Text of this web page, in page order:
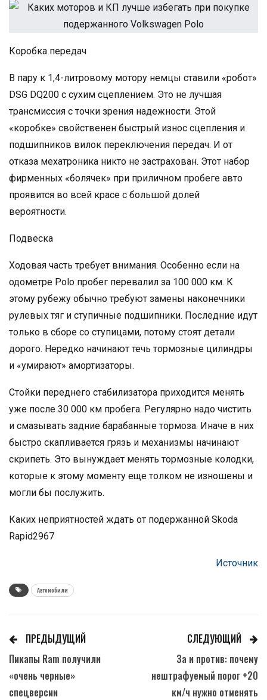
Коробка передач
В пару к 1,4-литровому мотору немцы ставили «робот»
DSG DQ200 с сухим сцеплением. Это не лучшая
трансмиссия с точки зрения надежности. Этой
«коробке» свойственен быстрый износ сцепления и
подшипников вилок переключения передач. И от
отказа мехатроника никто не застрахован. Этот набор
фирменных «болячек» при приличном пробеге авто
проявится во всей красе с большой долей
вероятности.
Подвеска
Ходовая часть требует внимания. Особенно если на
одометре Polo пробег перевалил за 100 000 км. К
этому рубежу обычно требуют замены наконечники
рулевых тяг и ступичные подшипники. Последние идут
только в сборе со ступицами, потому стоят детали
дорого. Нередко начинают течь тормозные цилиндры
и «умирают» амортизаторы.
Стойки переднего стабилизатора приходится менять
уже после 30 000 км пробега. Регулярно надо чистить
и смазывать задние барабанные тормоза. Иначе в них
быстро скапливается грязь и механизмы начинают
скрипеть. Это вынуждает менять тормозные колодки,
которые к этому моменту еще толком не изношены и
могли бы послужить.
Каких неприятностей ждать от подержанной Skoda
Rapid2967
Источник
Автомобили
ПРЕДЫДУЩИЙ
Пикапы Ram получили
«очень черные»
спецверсии
СЛЕДУЮЩИЙ
За и против: почему
нештрафуемый порог +20
км/ч нужно отменять